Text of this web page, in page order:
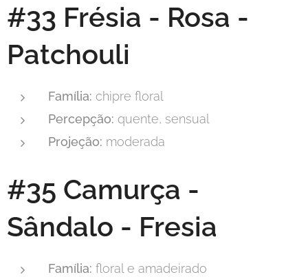
#33 Frésia - Rosa -
Patchouli
Família: chipre floral
Percepção: quente, sensual
Projeção: moderada
#35 Camurça -
Sândalo - Fresia
Família: floral e amadeirado